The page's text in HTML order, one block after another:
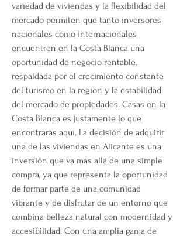
variedad de viviendas y la flexibilidad del
mercado permiten que tanto inversores
nacionales como internacionales
encuentren en la Costa Blanca una
oportunidad de negocio rentable,
respaldada por el crecimiento constante
del turismo en la región y la estabilidad
del mercado de propiedades. Casas en la
Costa Blanca es justamente lo que
encontrarás aquí. La decisión de adquirir
una de las viviendas en Alicante es una
inversión que va más allá de una simple
compra, ya que representa la oportunidad
de formar parte de una comunidad
vibrante y de disfrutar de un entorno que
combina belleza natural con modernidad y
accesibilidad. Con una amplia gama de